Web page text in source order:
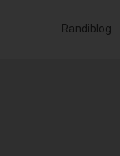
Randiblog